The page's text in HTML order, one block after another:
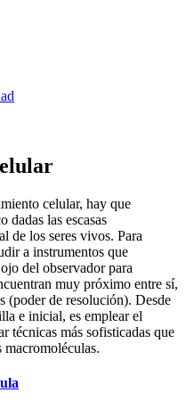
celular, hay que
dadas las escasas
de los seres vivos. Para
a instrumentos que
del observador para
muy próximo entre sí,
(poder de resolución). Desde
e inicial, es emplear el
técnicas más sofisticadas que
macromoléculas.